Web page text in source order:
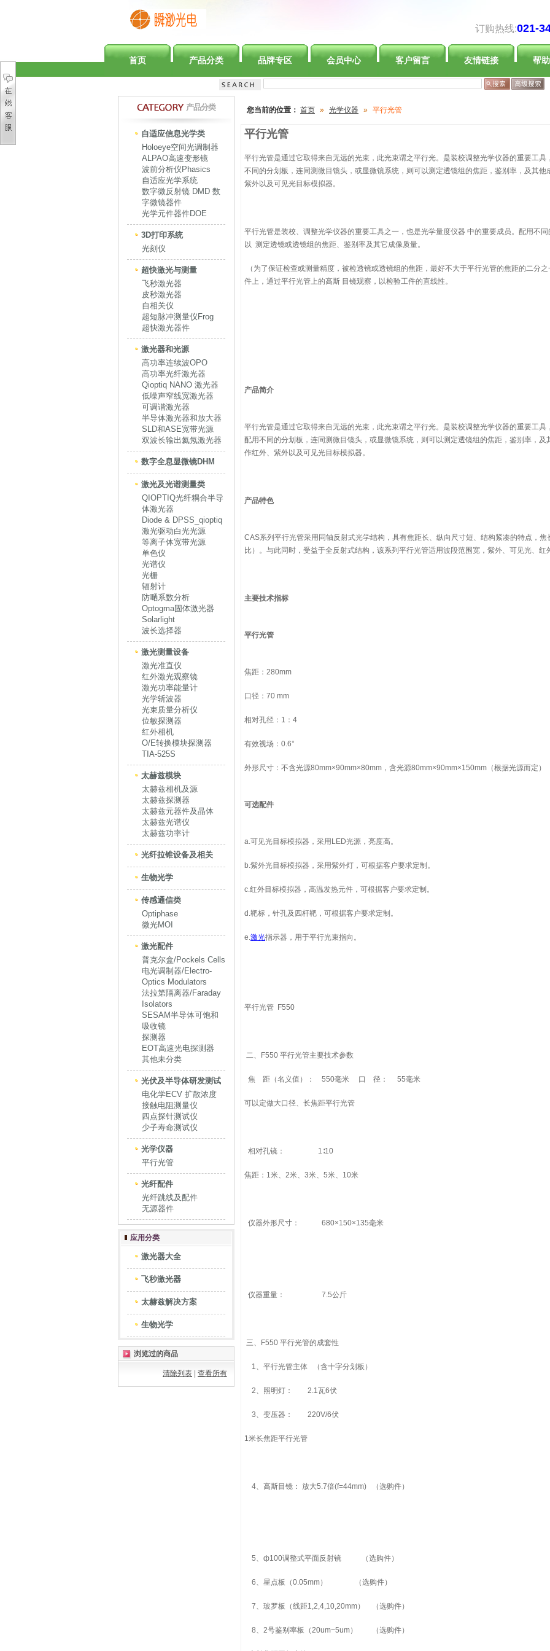
订购热线:021-
首页 产品分类 品牌专区 会员中心 客户留言 友情链接 帮
产品分类
自适应信息光学类
Holoeye空间光调制器
ALPAO高速变形镜
波前分析仪Phasics
自适应光学系统
数字微反射镜 DMD 数
字微镜器件
光学元件器件DOE
3D打印系统
光刻仪
超快激光与测量
飞秒激光器
皮秒激光器
自相关仪
超短脉冲测量仪Frog
超快激光器件
激光器和光源
高功率连续波OPO
高功率光纤激光器
Qioptiq NANO 激光器
低噪声窄线宽激光器
可调谐激光器
半导体激光器和放大器
SLD和ASE宽带光源
双波长输出氦氖激光器
数字全息显微镜DHM
激光及光谱测量类
QIOPTIQ光纤耦合半导
体激光器
Diode & DPSS_qioptiq
激光驱动白光光源
等离子体宽带光源
单色仪
光谱仪
光栅
辐射计
防嗮系数分析
Optogma固体激光器
Solarlight
波长选择器
激光测量设备
激光准直仪
红外激光观察镜
激光功率能量计
光学斩波器
光束质量分析仪
位敏探测器
红外相机
O/E转换模块探测器
TIA-525S
太赫兹模块
太赫兹相机及源
太赫兹探测器
太赫兹元器件及晶体
太赫兹光谱仪
太赫兹功率计
光纤拉锥设备及相关
生物光学
传感通信类
Optiphase
微光MOI
激光配件
普克尔盒/Pockels Cells
电光调制器/Electro-
Optics Modulators
法拉第隔离器/Faraday
Isolators
SESAM半导体可饱和
吸收镜
探测器
EOT高速光电探测器
其他未分类
光伏及半导体研发测试
电化学ECV 扩散浓度
接触电阻测量仪
四点探针测试仪
少子寿命测试仪
光学仪器
平行光管
光纤配件
光纤跳线及配件
无源器件
应用分类
激光器大全
飞秒激光器
太赫兹解决方案
生物光学
浏览过的商品
清除列表 查看所有
您当前的位置： 首页 » 光学仪器 » 平行光管
平行光管
平行光管是通过它取得来自无远的光束，此光束谓之平行光。是装校调整光学仪器的重要工
不同的分划板，连同测微目镜头，或显微镜系统，则可以测定透镜组的焦距，鉴别率，及其他
紫外以及可见光目标模拟器。
平行光管是装校、调整光学仪器的重要工具之一，也是光学量度仪器 中的重要成员。配用不
以 测定透镜或透镜组的焦距、鉴别率及其它成像质量。
（为了保证检查或测量精度，被检透镜或透镜组的焦距，最好不大于平行光管的焦距的二分
件上，通过平行光管上的高斯 目镜观察，以检验工件的直线性。
产品简介
平行光管是通过它取得来自无远的光束，此光束谓之平行光。是装校调整光学仪器的重要工具
配用不同的分划板，连同测微目镜头，或显微镜系统，则可以测定透镜组的焦距，鉴别率，
作红外、紫外以及可见光目标模拟器。
产品特色
CAS系列平行光管采用同轴反射式光学结构，具有焦距长、纵向尺寸短、结构紧凑的特点，
比）。与此同时，受益于全反射式结构，该系列平行光管适用波段范围宽，紫外、可见光、红
主要技术指标
平行光管
焦距：280mm
口径：70 mm
相对孔径：1：4
有效视场：0.6°
外形尺寸：不含光源80mm×90mm×80mm，含光源80mm×90mm×150mm（根据光源而定）
可选配件
a.可见光目标模拟器，采用LED光源，亮度高。
b.紫外光目标模拟器，采用紫外灯，可根据客户要求定制。
c.红外目标模拟器，高温发热元件，可根据客户要求定制。
d.靶标，针孔及四杆靶，可根据客户要求定制。
e.激光指示器，用于平行光束指向。
平行光管 F550
二、F550 平行光管主要技术参数
焦 距（名义值）： 550毫米 口 径： 55毫米
可以定做大口径、长焦距平行光管
相对孔镜： 1∶10
焦距：1米、2米、3米、5米、10米
仪器外形尺寸： 680×150×135毫米
仪器重量： 7.5公斤
三、F550 平行光管的成套性
1、平行光管主体 （含十字分划板）
2、照明灯： 2.1瓦6伏
3、变压器： 220V/6伏
1米长焦距平行光管
4、高斯目镜： 放大5.7倍(f=44mm) （选购件）
5、ф100调整式平面反射镜 （选购件）
6、星点板（0.05mm） （选购件）
7、玻罗板（线距1,2,4,10,20mm） （选购件）
8、2号鉴别率板（20um~5um） （选购件）